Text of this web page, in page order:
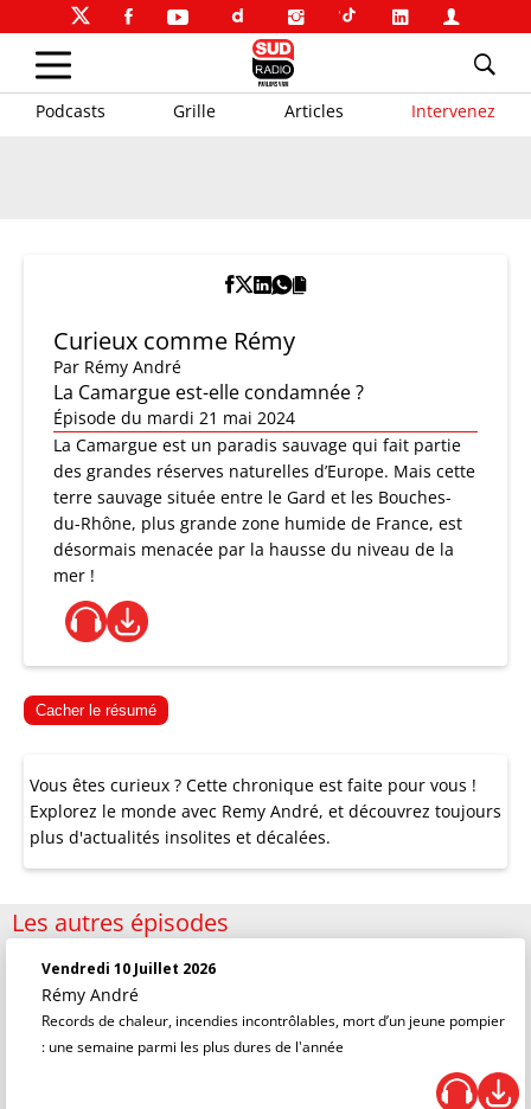
Podcasts Grille Articles Intervenez
Curieux comme Rémy
Par Rémy André
La Camargue est-elle condamnée ?
Épisode du mardi 21 mai 2024
La Camargue est un paradis sauvage qui fait partie
des grandes réserves naturelles d’Europe. Mais cette
terre sauvage située entre le Gard et les Bouches-
du-Rhône, plus grande zone humide de France, est
désormais menacée par la hausse du niveau de la
mer !
Cacher le résumé
Vous êtes curieux ? Cette chronique est faite pour vous !
Explorez le monde avec Remy André, et découvrez toujours
plus d'actualités insolites et décalées.
Les autres épisodes
Vendredi 10 Juillet 2026
Rémy André
Records de chaleur, incendies incontrôlables, mort d’un jeune pompier
: une semaine parmi les plus dures de l'année